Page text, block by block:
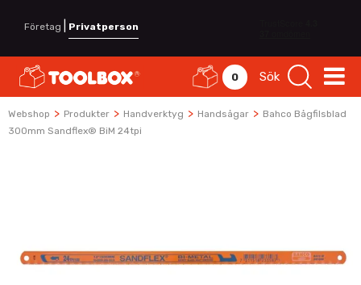
Företag Privatperson
0 Sök
Webshop > Produkter > Handverktyg > Handsågar > Bahco Bågfilsblad
300mm Sandflex® BiM 24tpi